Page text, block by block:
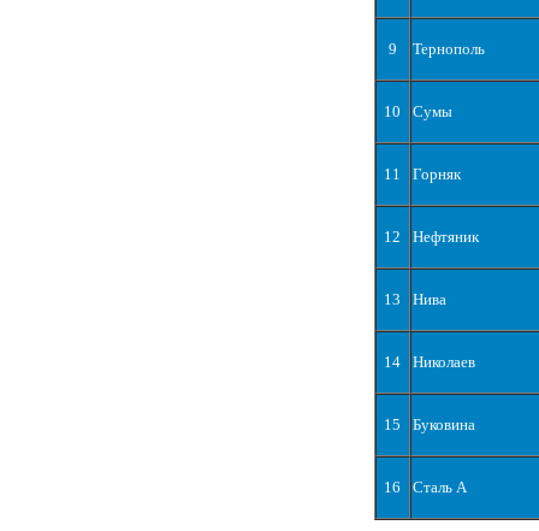
9 Тернополь
10 Сумы
11 Горняк
12 Нефтяник
13 Нива
14 Николаев
15 Буковина
16 Сталь А